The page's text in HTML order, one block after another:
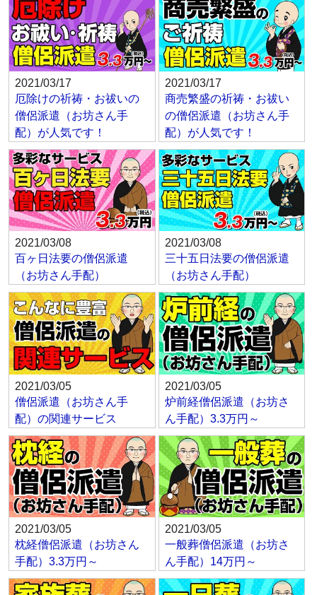
2021/03/17
厄除けの祈祷・お祓いの
僧侶派遣（お坊さん手
配）が人気です！
2021/03/17
商売繁盛の祈祷・お祓い
の僧侶派遣（お坊さん手
配）が人気です！
2021/03/08
百ヶ日法要の僧侶派遣
（お坊さん手配）
2021/03/08
三十五日法要の僧侶派遣
（お坊さん手配）
2021/03/05
僧侶派遣（お坊さん手
配）の関連サービス
2021/03/05
炉前経僧侶派遣（お坊さ
ん手配）3.3万円～
2021/03/05
枕経僧侶派遣（お坊さん
手配）3.3万円～
2021/03/05
一般葬僧侶派遣（お坊さ
ん手配）14万円～